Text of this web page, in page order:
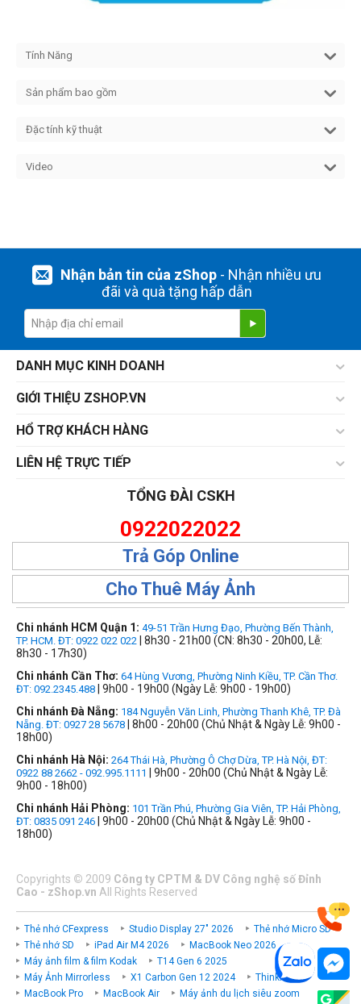
Tính Năng
Sản phẩm bao gồm
Đặc tính kỹ thuật
Video
Nhận bản tin của zShop- Nhận nhiều ưu
đãi và quà tặng hấp dẫn
DANH MỤC KINH DOANH
GIỚI THIỆU ZSHOP.VN
HỔ TRỢ KHÁCH HÀNG
LIÊN HỆ TRỰC TIẾP
TỔNG ĐÀI CSKH
0922022022
Trả Góp Online
Cho Thuê Máy Ảnh
Chi nhánh HCM Quận 1: 49-51 Trần Hưng Đạo, Phường Bến Thành,
TP. HCM. ĐT: 0922 022 022 | 8h30 - 21h00 (CN: 8h30 - 20h00, Lễ:
8h30 - 17h30)
Chi nhánh Cần Thơ: 64 Hùng Vương, Phường Ninh Kiều, TP. Cần Thơ.
ĐT: 092.2345.488 | 9h00 - 19h00 (Ngày Lễ: 9h00 - 19h00)
Chi nhánh Đà Nẵng: 184 Nguyễn Văn Linh, Phường Thanh Khê, TP. Đà
Nẵng. ĐT: 0927 28 5678 | 8h00 - 20h00 (Chủ Nhật & Ngày Lễ: 9h00 -
18h00)
Chi nhánh Hà Nội: 264 Thái Hà, Phường Ô Chợ Dừa, TP. Hà Nội, ĐT:
0922 88 2662 - 092.995.1111
| 9h00 - 20h00 (Chủ Nhật & Ngày Lễ:
9h00 - 18h00)
Chi nhánh Hải Phòng: 101 Trần Phú, Phường Gia Viên, TP. Hải Phòng,
ĐT: 0835 091 246 | 9h00 - 20h00 (Chủ Nhật & Ngày Lễ: 9h00 -
18h00)
Copyrights © 2009 Công ty CPTM & DV Công nghệ số Đỉnh
Cao - zShop.vn All Rights Reserved
Thẻ nhớ CFexpress Studio Display 27" 2026
Thẻ nhớ Micro SD
Thẻ nhớ SD
iPad Air M4 2026
MacBook Neo 2026
Máy ảnh film & film Kodak
T14 Gen 6 2025
Máy Ảnh Mirrorless
X1 Carbon Gen 12 2024
ThinkPad P
MacBook Pro
MacBook Air Máy ảnh du lịch siêu zoom